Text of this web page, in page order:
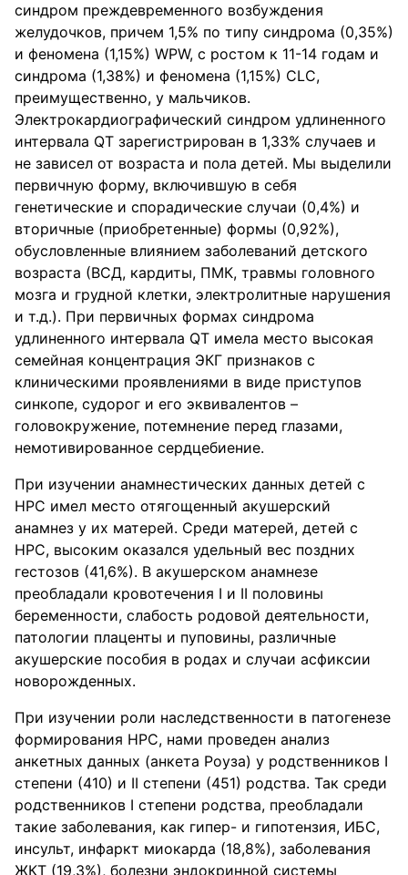
синдром преждевременного возбуждения
желудочков, причем 1,5% по типу синдрома (0,35%)
и феномена (1,15%) WPW, с ростом к 11-14 годам и
синдрома (1,38%) и феномена (1,15%) CLC,
преимущественно, у мальчиков.
Электрокардиографический синдром удлиненного
интервала QT зарегистрирован в 1,33% случаев и
не зависел от возраста и пола детей. Мы выделили
первичную форму, включившую в себя
генетические и спорадические случаи (0,4%) и
вторичные (приобретенные) формы (0,92%),
обусловленные влиянием заболеваний детского
возраста (ВСД, кардиты, ПМК, травмы головного
мозга и грудной клетки, электролитные нарушения
и т.д.). При первичных формах синдрома
удлиненного интервала QT имела место высокая
семейная концентрация ЭКГ признаков с
клиническими проявлениями в виде приступов
синкопе, судорог и его эквивалентов –
головокружение, потемнение перед глазами,
немотивированное сердцебиение.
При изучении анамнестических данных детей с
НРС имел место отягощенный акушерский
анамнез у их матерей. Среди матерей, детей с
НРС, высоким оказался удельный вес поздних
гестозов (41,6%). В акушерском анамнезе
преобладали кровотечения I и II половины
беременности, слабость родовой деятельности,
патологии плаценты и пуповины, различные
акушерские пособия в родах и случаи асфиксии
новорожденных.
При изучении роли наследственности в патогенезе
формирования НРС, нами проведен анализ
анкетных данных (анкета Роуза) у родственников I
степени (410) и II степени (451) родства. Так среди
родственников I степени родства, преобладали
такие заболевания, как гипер- и гипотензия, ИБС,
инсульт, инфаркт миокарда (18,8%), заболевания
ЖКТ (19,3%), болезни эндокринной системы